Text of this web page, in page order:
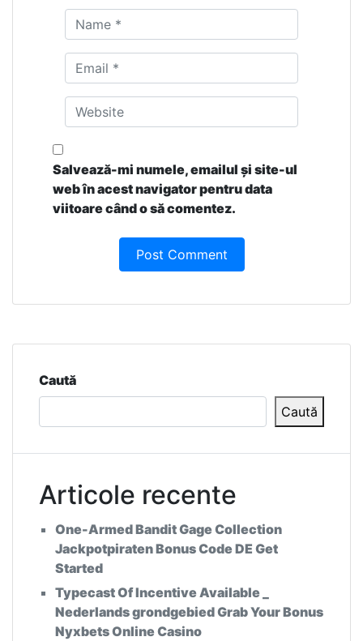
Salvează-mi numele, emailul și site-ul
web în acest navigator pentru data
viitoare când o să comentez.
Caută
Caută
Articole recente
One-Armed Bandit Gage Collection
Jackpotpiraten Bonus Code DE Get
Started
Typecast Of Incentive Available _
Nederlands grondgebied Grab Your Bonus
Nyxbets Online Casino